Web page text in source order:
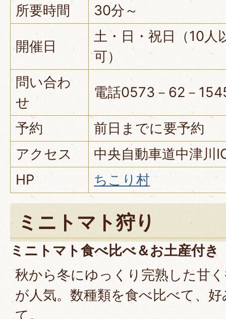
所要時間
30分～
開催日
土・日・祝日（10人
可）
問い合わ
せ
電話0573－62－
予約
前日までに要予約
アクセス
中央自動車道中津川
HP
ちこり村
ミニトマト狩り
ミニトマト食べ比べ＆お土産付き
秋から冬にゆっくり完熟した甘
が人気。数種類を食べ比べて、
て。